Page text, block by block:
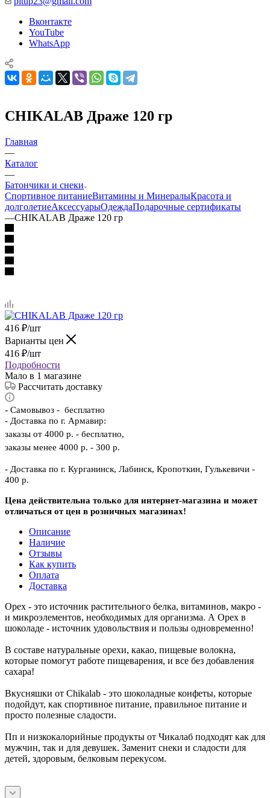
Вконтакте
YouTube
WhatsApp
CHIKALAB Драже 120 гр
Главная
—
Каталог
—
Батончики и снеки
Спортивное питаниеВитамины и МинералыКрасота и
долголетиеАксессуарыОдеждаПодарочные сертификаты
—CHIKALAB Драже 120 гр
416 ₽/шт
Варианты цен
416 ₽/шт
Подробности
Мало в 1 магазине
Рассчитать доставку
- Самовывоз - бесплатно
- Доставка по г. Армавир:
заказы от 4000 р. - бесплатно,
заказы менее 4000 р. - 300 р.
- Доставка по г. Курганинск, Лабинск, Кропоткин, Гулькевичи -
400 р.
Цена действительна только для интернет-магазина и может
отличаться от цен в розничных магазинах!
Описание
Наличие
Отзывы
Как купить
Оплата
Доставка
Орех - это источник растительного белка, витаминов, макро -
и микроэлементов, необходимых для организма. А Орех в
шоколаде - источник удовольствия и пользы одновременно!
В составе натуральные орехи, какао, пищевые волокна,
которые помогут работе пищеварения, и все без добавления
сахара!
Вкусняшки от Chikalab - это шоколадные конфеты, которые
подойдут, как спортивное питание, правильное питание и
просто полезные сладости.
Пп и низкокалорийные продукты от Чикалаб подходят как для
мужчин, так и для девушек. Заменит снеки и сладости для
детей, здоровым, белковым перекусом.